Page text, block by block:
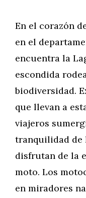
En el corazón
en el
encuentra la
escondida
biodiversidad.
que llevan a
viajeros
tranquilidad de
disfrutan de la
moto. Los
en miradores